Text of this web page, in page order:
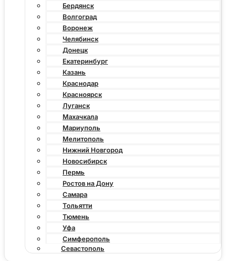
Бердянск
Волгоград
Воронеж
Челябинск
Донецк
Екатеринбург
Казань
Краснодар
Красноярск
Луганск
Махачкала
Мариуполь
Мелитополь
Нижний Новгород
Новосибирск
Пермь
Ростов на Дону
Самара
Тольятти
Тюмень
Уфа
Симферополь
Севастополь